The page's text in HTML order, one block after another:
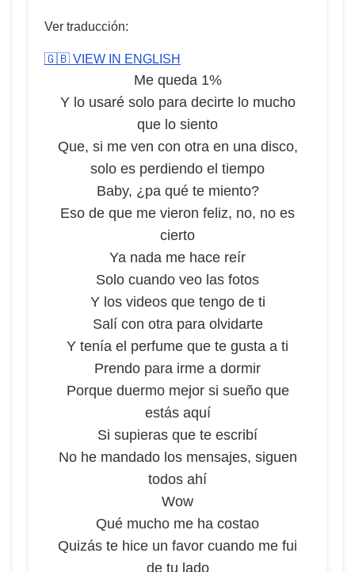
Ver traducción:
🇬🇧 VIEW IN ENGLISH
Me queda 1%
Y lo usaré solo para decirte lo mucho
que lo siento
Que, si me ven con otra en una disco,
solo es perdiendo el tiempo
Baby, ¿pa qué te miento?
Eso de que me vieron feliz, no, no es
cierto
Ya nada me hace reír
Solo cuando veo las fotos
Y los videos que tengo de ti
Salí con otra para olvidarte
Y tenía el perfume que te gusta a ti
Prendo para irme a dormir
Porque duermo mejor si sueño que
estás aquí
Si supieras que te escribí
No he mandado los mensajes, siguen
todos ahí
Wow
Qué mucho me ha costao
Quizás te hice un favor cuando me fui
de tu lado